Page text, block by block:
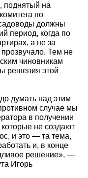
поднятый на
по
должны
период, когда по
а не за
прозвучало. Тем не
чиновникам
решения этой
думать над этим
случае мы
в получении
не создают
и это — та тема,
и, в конце
решение», —
Игорь